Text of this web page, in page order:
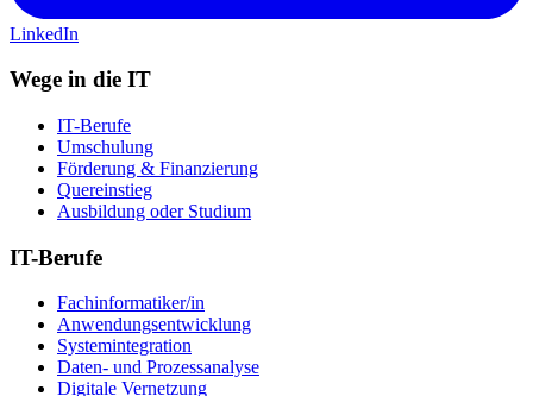
LinkedIn
Wege in die IT
IT-Berufe
Umschulung
Förderung & Finanzierung
Quereinstieg
Ausbildung oder Studium
IT-Berufe
Fachinformatiker/in
Anwendungsentwicklung
Systemintegration
Daten- und Prozessanalyse
Digitale Vernetzung